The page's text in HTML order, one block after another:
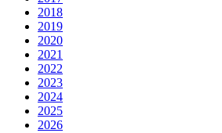
2018
2019
2020
2021
2022
2023
2024
2025
2026